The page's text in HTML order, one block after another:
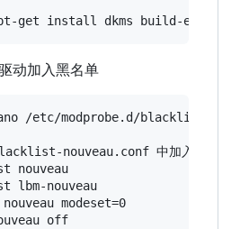
动加入黑名单
/etc/modprobe.d/blacklist-
nouveau.conf 中加入如下内
nouveau
lbm-nouveau
modeset=0
off